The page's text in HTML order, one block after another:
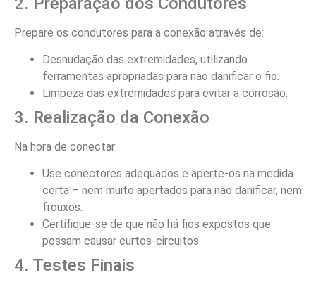
Prepare os condutores para a conexão através de:
Desnudação das extremidades, utilizando
ferramentas apropriadas para não danificar o fio.
Limpeza das extremidades para evitar a corrosão.
3. Realização da Conexão
Na hora de conectar:
Use conectores adequados e aperte-os na medida
certa – nem muito apertados para não danificar, nem
frouxos.
Certifique-se de que não há fios expostos que
possam causar curtos-circuitos.
4. Testes Finais